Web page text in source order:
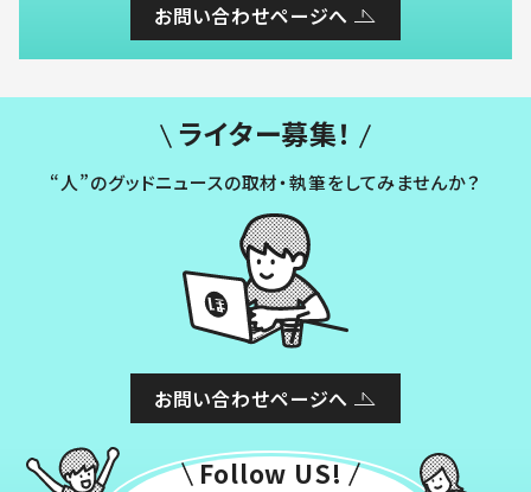
お問い合わせページへ
ライター募集！
“人”のグッドニュースの取材・執筆をしてみませんか？
お問い合わせページへ
Follow US!